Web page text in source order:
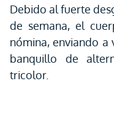
Debido al fuerte
de semana, el
nómina, enviando a
banquillo de
tricolor.